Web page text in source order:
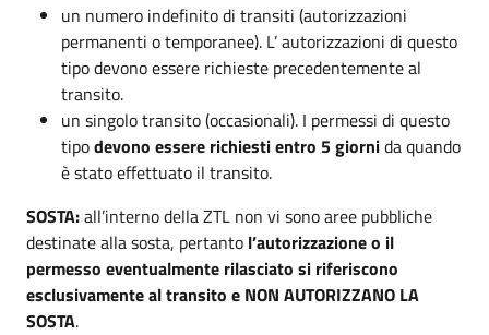
un numero indefinito di transiti (autorizzazioni
permanenti o temporanee). L’ autorizzazioni di questo
tipo devono essere richieste precedentemente al
transito.
un singolo transito (occasionali). I permessi di questo
tipodevono essere richiestientro 5 giornida quando
è stato effettuato il transito.
SOSTA:all’interno della ZTL non vi sono aree pubbliche
destinate alla sosta, pertanto l’autorizzazione o il
permesso eventualmente rilasciato si riferiscono
esclusivamente al transito e NON AUTORIZZANO LA
SOSTA.